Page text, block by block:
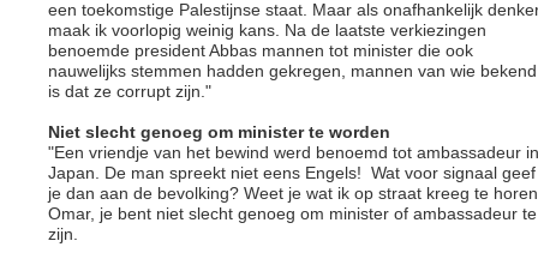
een toekomstige Palestijnse staat. Maar als onafhankelijk
maak ik voorlopig weinig kans. Na de laatste verkiezingen
benoemde president Abbas mannen tot minister die ook
nauwelijks stemmen hadden gekregen, mannen van wie bekend
is dat ze corrupt zijn."
Niet slecht genoeg om minister te worden
"Een vriendje van het bewind werd benoemd tot ambassadeur in
Japan. De man spreekt niet eens Engels! Wat voor signaal geef
je dan aan de bevolking? Weet je wat ik op straat kreeg te
Omar, je bent niet slecht genoeg om minister of ambassadeur te
zijn.